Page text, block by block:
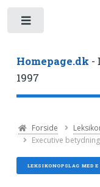
Homepage.dk -
1997
Forside
Executive betydning
LEKSIKONOPSLAG MED E